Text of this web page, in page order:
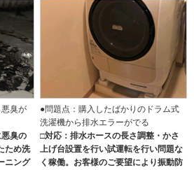
臭が
臭の
ため洗
ニング
●問題点：購入したばかりのドラム式
洗濯機から排水エラーがでる
□対応：排水ホースの長さ調整・かさ
上げ台設置を行い試運転を行い問題な
く稼働。お客様のご要望により振動防